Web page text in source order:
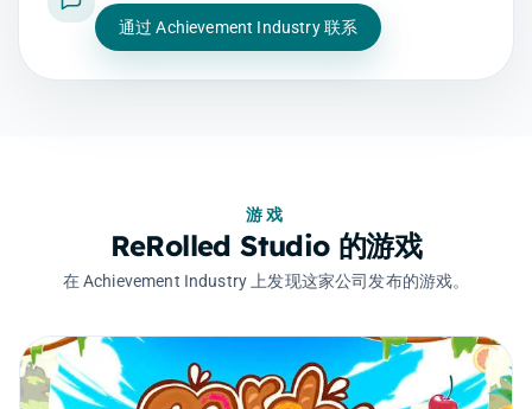
通过 Achievement Industry 联系
游戏
ReRolled Studio 的游戏
在 Achievement Industry 上发现这家公司发布的游戏。